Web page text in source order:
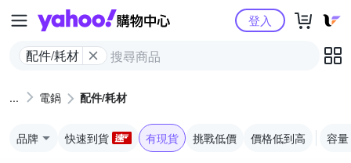
Yahoo購物中心
配件/耗材
登入
電鍋 配件/耗材
品牌 快速到貨 有現貨 挑戰低價 價格低到高 容量